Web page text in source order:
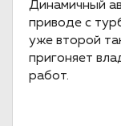
Динамичный
приводе с
уже второй
пригоняет
работ.